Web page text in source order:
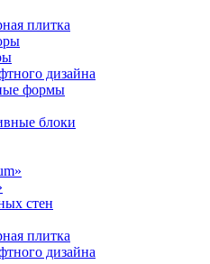
плитка
дизайна
формы
блоки
стен
плитка
дизайна